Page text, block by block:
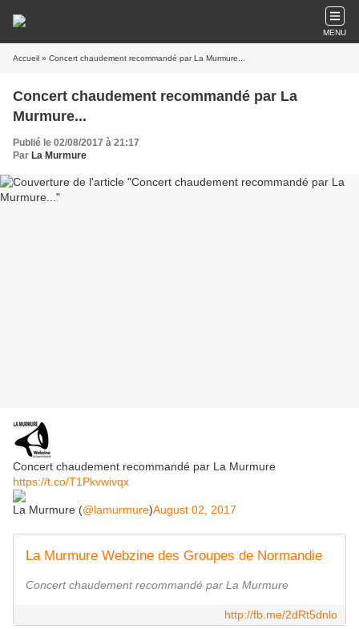
MENU
Accueil » Concert chaudement recommandé par La Murmure...
Concert chaudement recommandé par La
Murmure...
Publié le 02/08/2017 à 21:17
Par La Murmure
Concert chaudement recommandé par La Murmure
https://t.co/T1Pkvwivqx
La Murmure (@lamurmure)August 02, 2017
La Murmure Webzine des Groupes de Normandie
Concert chaudement recommandé par La Murmure
http://fb.me/2dRt5dnlo